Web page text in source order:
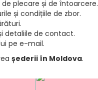
plecare și de întoarcere.
și condițiile de zbor.
detaliile de contact.
pe e-mail.
șederii în Moldova.